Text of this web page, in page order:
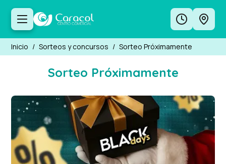
Inicio / Sorteos y concursos / Sorteo Próximamente
Sorteo Próximamente